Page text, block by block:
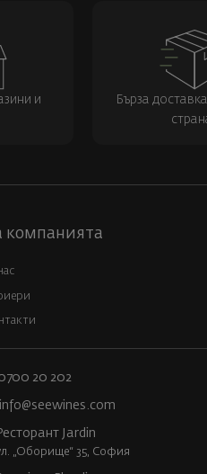
и
Бърза
компанията
20 202
info@seewines.com
Jardin
„Оборище“ 35, София